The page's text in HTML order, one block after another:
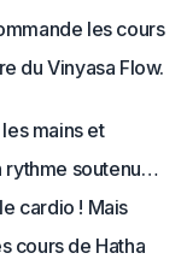
les cours
du Vinyasa Flow.
mains et
rythme soutenu…
cardio ! Mais
cours de Hatha